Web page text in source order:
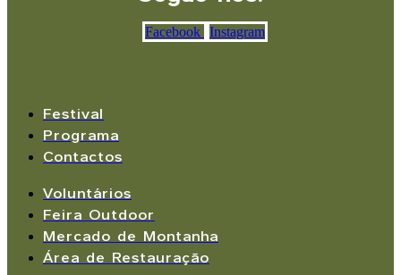
may
be
chosen
Facebook Instagram
Festival
Programa
Contactos
Voluntários
Feira Outdoor
Mercado de Montanha
Área de Restauração